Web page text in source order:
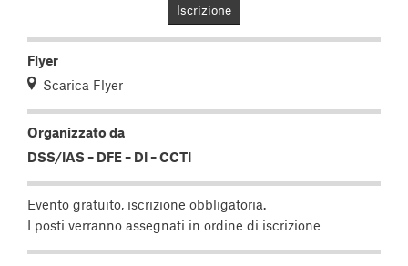
Iscrizione
Flyer
Scarica Flyer
Organizzato da
DSS/IAS– DFE– DI–CCTI
Evento gratuito, iscrizione obbligatoria.
I posti verranno assegnati in ordine di iscrizione